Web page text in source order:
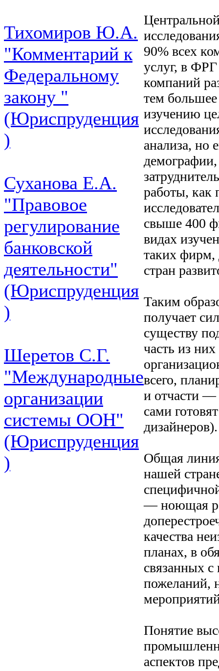
Тихомиров Ю.А.
"Комментарий к
Федеральному
закону "
(Юриспруденция
)
Суханова Е.А.
"Правовое
регулирование
банковской
деятельности"
(Юриспруденция
)
Шеретов С.Г.
"Международные
организации
системы ООН"
(Юриспруденция
)
90% всех
услуг, в
компаний
тем большее
изучению
анализа, но
работы, как
свыше 400
видах
таких фирм,
стран
Таким
получает
существу
часть из
всего,
и отчасти —
сами
дизайнеров).
Общая
нашей
— ноющая
качества
планах, в
связанных
пожеланий,
Понятие
аспектов